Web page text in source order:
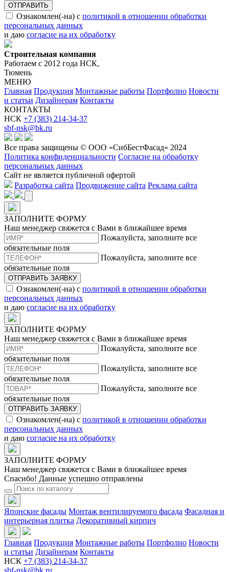
ОТПРАВИТЬ
Ознакомлен(-на) с политикой в отношении обработки
персональных данных
и даю согласие на их обработку
Строительная компания
Работаем с 2012 года НСК,
Тюмень
МЕНЮ
Главная Продукция Монтажные работы Портфолио Новости
и статьи Дизайнерам Контакты
КОНТАКТЫ
НСК +7 (383) 214-34-37
sbf-nsk@bk.ru
Все права защищены © ООО «СибБестФасад» 2024
Политика конфиденциальности Согласие на обработку
персональных данных
Сайт не является публичной офертой
Разработка сайта Продвижение сайта Реклама сайта
ЗАПОЛНИТЕ ФОРМУ
Наш менеджер свяжется с Вами в ближайшее время
Пожалуйста, заполните все
обязательные поля
Пожалуйста, заполните все
обязательные поля
ОТПРАВИТЬ ЗАЯВКУ
Ознакомлен(-на) с политикой в отношении обработки
персональных данных
и даю согласие на их обработку
ЗАПОЛНИТЕ ФОРМУ
Наш менеджер свяжется с Вами в ближайшее время
Пожалуйста, заполните все
обязательные поля
Пожалуйста, заполните все
обязательные поля
Пожалуйста, заполните все
обязательные поля
ОТПРАВИТЬ ЗАЯВКУ
Ознакомлен(-на) с политикой в отношении обработки
персональных данных
и даю согласие на их обработку
ЗАПОЛНИТЕ ФОРМУ
Наш менеджер свяжется с Вами в ближайшее время
Спасибо! Данные успешно отправлены
Японские фасады Монтаж вентилируемого фасада Фасадная и
интерьерная плитка Декоративный кирпич
Главная Продукция Монтажные работы Портфолио Новости
и статьи Дизайнерам Контакты
НСК +7 (383) 214-34-37
sbf-nsk@bk.ru